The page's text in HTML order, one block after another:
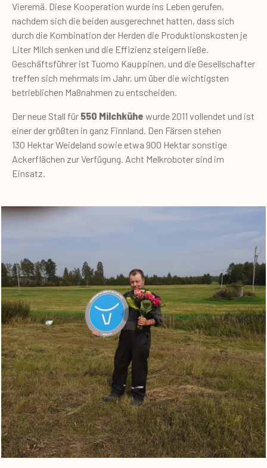
Vieremä. Diese Kooperation wurde ins Leben gerufen,
nachdem sich die beiden ausgerechnet hatten, dass sich
durch die Kombination der Herden die Produktionskosten je
Liter Milch senken und die Effizienz steigern ließe.
Geschäftsführer ist Tuomo Kauppinen, und die Gesellschafter
treffen sich mehrmals im Jahr, um über die wichtigsten
betrieblichen Maßnahmen zu entscheiden.
Der neue Stall für 550 Milchkühe wurde 2011 vollendet und ist
einer der größten in ganz Finnland. Den Färsen stehen
130 Hektar Weideland sowie etwa 900 Hektar sonstige
Ackerflächen zur Verfügung. Acht Melkroboter sind im
Einsatz.